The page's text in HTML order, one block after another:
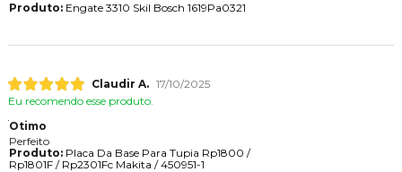
Produto:Engate 3310 Skil Bosch 1619Pa0321
Claudir A. 17/10/2025
Eu recomendo esse produto.
Otimo
Perfeito
Produto:Placa Da Base Para Tupia Rp1800 /
Rp1801F / Rp2301Fc Makita / 450951-1